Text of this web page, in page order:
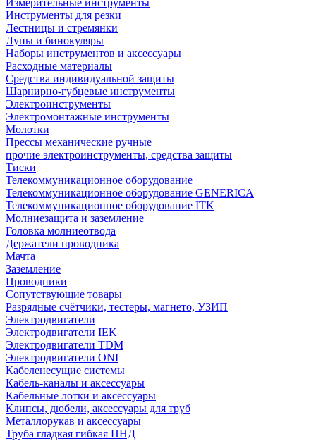
Измерительные инструменты
Инструменты для резки
Лестницы и стремянки
Лупы и бинокуляры
Наборы инструментов и аксессуары
Расходные материалы
Средства индивидуальной защиты
Шарнирно-губцевые инструменты
Электроинструменты
Электромонтажные инструменты
Молотки
Прессы механические ручные
прочие электроинструменты, средства защиты
Тиски
Телекоммуникационное оборудование
Телекоммуникационное оборудование GENERICA
Телекоммуникационное оборудование ITK
Молниезащита и заземление
Головка молниеотвода
Держатели проводника
Мачта
Заземление
Проводники
Сопутствующие товары
Разрядные счётчики, тестеры, магнето, УЗИП
Электродвигатели
Электродвигатели IEK
Электродвигатели TDM
Электродвигатели ONI
Кабеленесущие системы
Кабель-каналы и аксессуары
Кабельные лотки и аксессуары
Клипсы, дюбели, аксессуары для труб
Металлорукав и аксессуары
Труба гладкая гибкая ПНД